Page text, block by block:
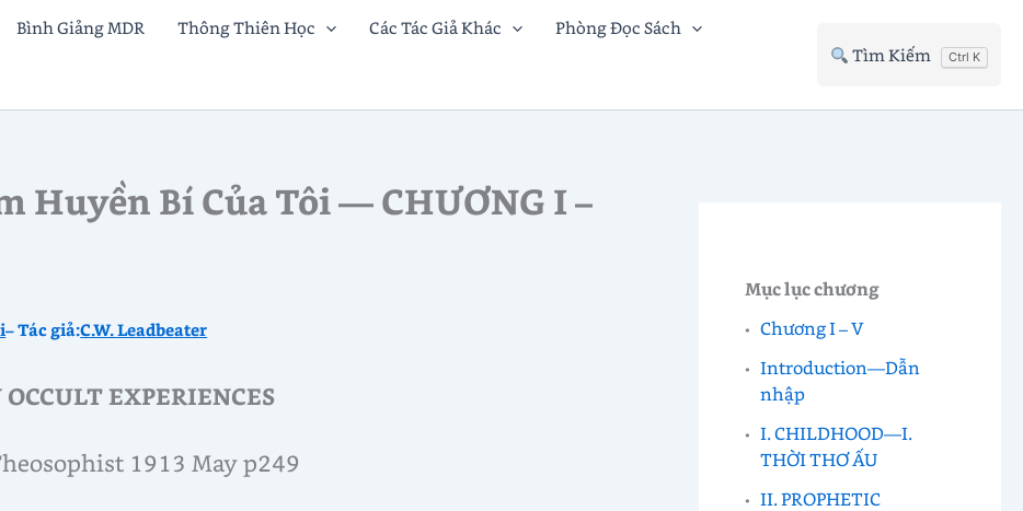
Bình Giảng MDR Thông Thiên Học Các Tác Giả Khác Phòng Đọc Sách
Tìm Kiếm Ctrl K
Huyền Bí Của Tôi — CHƯƠNG I –
– Tác giả:C.W. Leadbeater
OCCULT EXPERIENCES
1913 May p249
Mục lục chương
Chương I – V
Introduction—Dẫn
nhập
I. CHILDHOOD—I.
THỜI THƠ ẤU
II. PROPHETIC